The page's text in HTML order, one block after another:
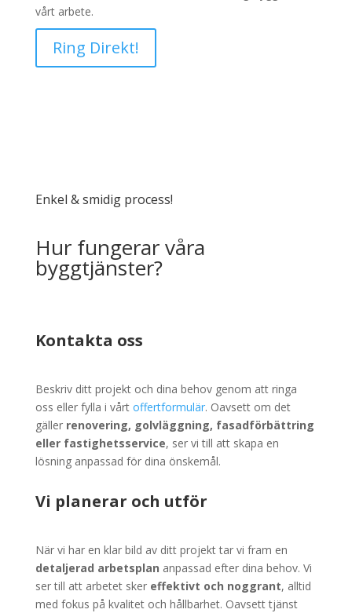
vårt arbete.
Ring Direkt!
Enkel & smidig process!
Hur fungerar våra
byggtjänster?
Kontakta oss
Beskriv ditt projekt och dina behov genom att ringa
oss eller fylla i vårt offertformulär. Oavsett om det
gäller renovering, golvläggning, fasadförbättring
eller fastighetsservice, ser vi till att skapa en
lösning anpassad för dina önskemål.
Vi planerar och utför
När vi har en klar bild av ditt projekt tar vi fram en
detaljerad arbetsplan anpassad efter dina behov. Vi
ser till att arbetet sker effektivt och noggrant, alltid
med fokus på kvalitet och hållbarhet. Oavsett tjänst